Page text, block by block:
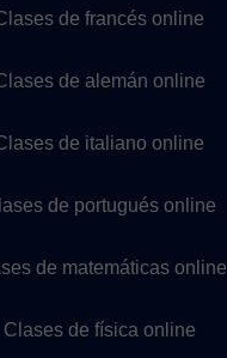
de francés online
de alemán online
de italiano online
de portugués online
de matemáticas online
Clases de física online